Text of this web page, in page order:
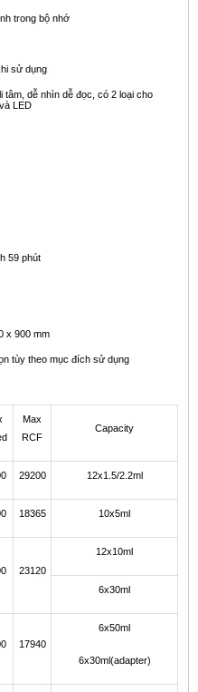
trong bộ nhớ
sử dụng
tâm, dễ nhìn dễ đọc, có 2 loại cho
LED
59 phút
x 900 mm
tùy theo mục đích sử dụng
Max
RCF
Capacity
29200 12x1.5/2.2ml
18365 10x5ml
23120
12x10ml
6x30ml
17940
6x50ml
6x30ml(adapter)